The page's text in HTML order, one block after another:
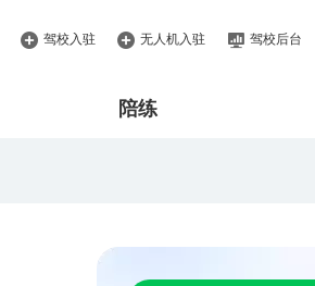
驾校入驻 无人机入驻 驾校后台
陪练